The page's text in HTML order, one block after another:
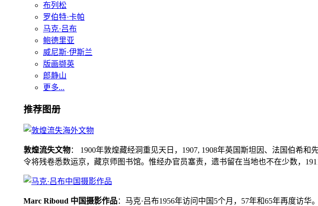
布列松
罗伯特·卡帕
马克·吕布
鲍德里亚
威尼斯·伊斯兰
版画撷英
郎静山
更多...
推荐图册
敦煌流失文物： 1900年敦煌藏经洞重见天日，1907, 1908年英国斯坦因、法国伯希
令将残卷悉数运京，藏京师图书馆。惟经办官员塞责，遗书留在当地也不在少数，
Marc Riboud 中国摄影作品：马克·吕布1956年访问中国5个月，57年和65年再度访